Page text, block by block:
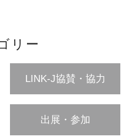
リー
LINK-J協賛・協力
出展・参加